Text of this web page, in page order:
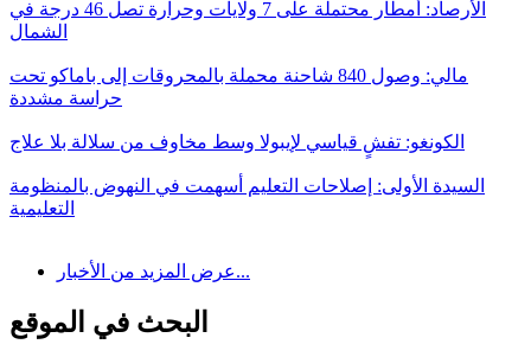
الأرصاد: أمطار محتملة على 7 ولايات وحرارة تصل 46 درجة في
الشمال
مالي: وصول 840 شاحنة محملة بالمحروقات إلى باماكو تحت
حراسة مشددة
الكونغو: تفشٍ قياسي لإيبولا وسط مخاوف من سلالة بلا علاج
السيدة الأولى: إصلاحات التعليم أسهمت في النهوض بالمنظومة
التعليمية
عرض المزيد من الأخبار...
البحث في الموقع